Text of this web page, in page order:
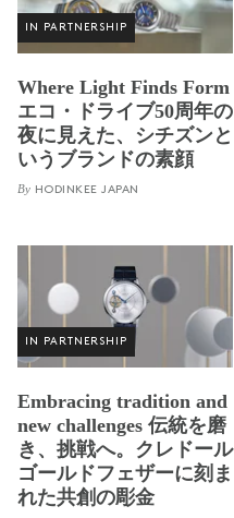
IN PARTNERSHIP
Where Light Finds Form
エコ・ドライブ50周年の
夜に見えた、シチズンと
いうブランドの素顔
By HODINKEE JAPAN
IN PARTNERSHIP
Embracing tradition and
new challenges 伝統を磨
き、挑戦へ。クレドール
ゴールドフェザーに刻ま
れた共創の彫金